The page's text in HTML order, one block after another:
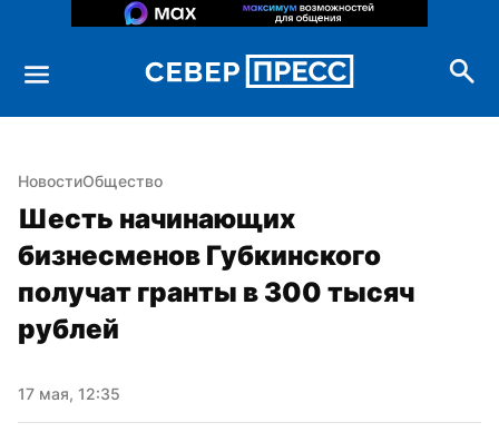
НовостиОбщество
Шесть начинающих
бизнесменов Губкинского
получат гранты в 300 тысяч
рублей
17 мая, 12:35